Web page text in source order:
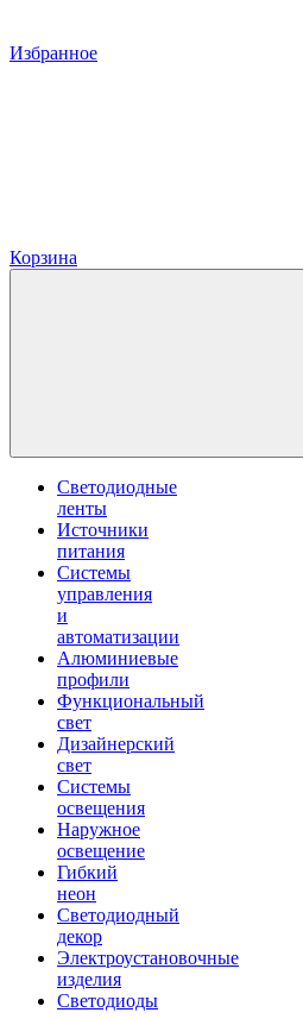
Избранное
Корзина
Светодиодные
ленты
Источники
питания
Системы
управления
и
автоматизации
Алюминиевые
профили
Функциональный
свет
Дизайнерский
свет
Системы
освещения
Наружное
освещение
Гибкий
неон
Светодиодный
декор
Электроустановочные
изделия
Светодиоды